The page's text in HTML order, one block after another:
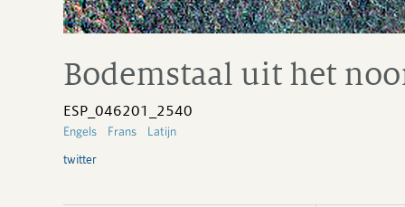
Bodemstaal uit het
ESP_046201_2540
Engels Frans Latijn
twitter